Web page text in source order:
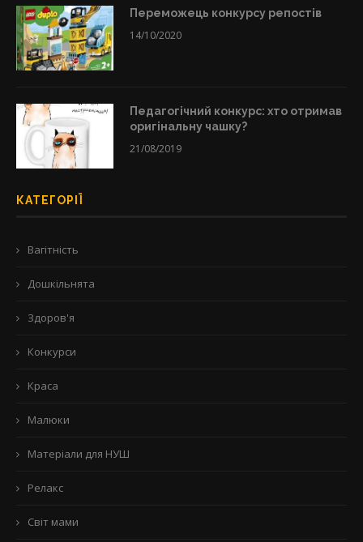
Переможець конкурсу репостів
14/10/2020
Педагогічний конкурс: хто отримав
оригінальну чашку?
21/08/2019
КАТЕГОРІЇ
Вагітність
Дошкільнята
Здоров'я
Конкурси
Краса
Малюки
Матеріали для НУШ
Релакс
Світ мами